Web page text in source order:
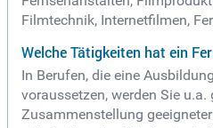
Filmtechnik, Internetfilmen,
Welche Tätigkeiten hat ein
In Berufen, die eine
voraussetzen, werden Sie u.a.
Zusammenstellung